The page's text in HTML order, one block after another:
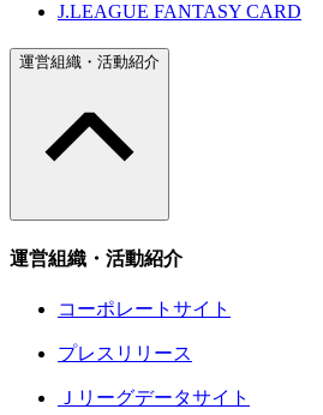
J.LEAGUE FANTASY CARD
運営組織・活動紹介
運営組織・活動紹介
コーポレートサイト
プレスリリース
Ｊリーグデータサイト